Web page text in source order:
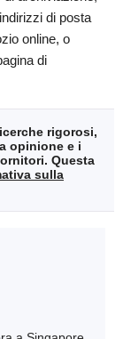
di posta
online, o
di
rigorosi,
opinione e i
Questa
sulla